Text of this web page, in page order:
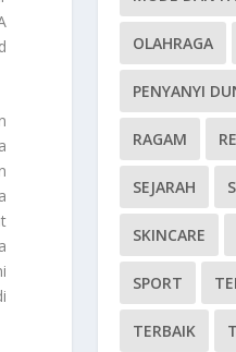
OLAHRAGA
PENYANYI
RAGAM
SEJARAH
SKINCARE
SPORT
TERBAIK